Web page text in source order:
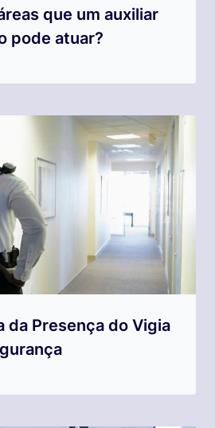
que um auxiliar
pode atuar?
da Presença do Vigia